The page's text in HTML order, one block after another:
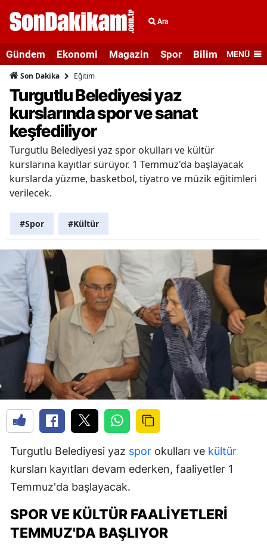
Ara
Gündem Ekonomi Magazin Spor Bilim veMENÜ
Son Dakika Eğitim
Turgutlu Belediyesi yaz
kurslarında spor ve sanat
keşfediliyor
Turgutlu Belediyesi yaz spor okulları ve kültür
kurslarına kayıtlar sürüyor. 1 Temmuz'da başlayacak
kurslarda yüzme, basketbol, tiyatro ve müzik eğitimleri
verilecek.
#Spor #Kültür
Turgutlu Belediyesi yaz spor okulları ve kültür
kursları kayıtları devam ederken, faaliyetler 1
Temmuz'da başlayacak.
SPOR VE KÜLTÜR FAALIYETLERI
TEMMUZ'DA BAŞLIYOR